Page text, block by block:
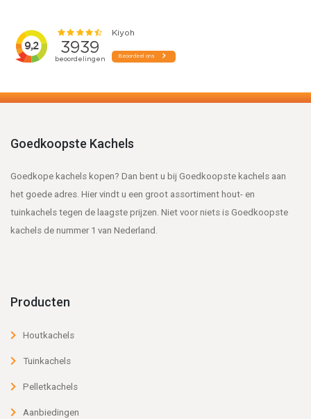
Goedkoopste Kachels
Goedkope kachels kopen? Dan bent u bij Goedkoopste kachels aan
het goede adres. Hier vindt u een groot assortiment hout- en
tuinkachels tegen de laagste prijzen. Niet voor niets is Goedkoopste
kachels de nummer 1 van Nederland.
Producten
Houtkachels
Tuinkachels
Pelletkachels
Aanbiedingen